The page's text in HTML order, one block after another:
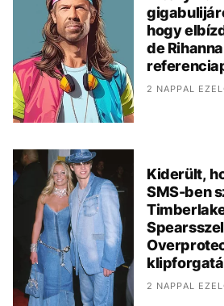
hogy
de
2 NAPPAL
Kiderült,
SMS-ben
2 NAPPAL